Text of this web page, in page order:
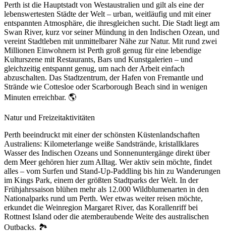
Perth ist die Hauptstadt von Westaustralien und gilt als eine der
lebenswertesten Städte der Welt – urban, weitläufig und mit einer
entspannten Atmosphäre, die ihresgleichen sucht. Die Stadt liegt am
Swan River, kurz vor seiner Mündung in den Indischen Ozean, und
vereint Stadtleben mit unmittelbarer Nähe zur Natur. Mit rund zwei
Millionen Einwohnern ist Perth groß genug für eine lebendige
Kulturszene mit Restaurants, Bars und Kunstgalerien – und
gleichzeitig entspannt genug, um nach der Arbeit einfach
abzuschalten. Das Stadtzentrum, der Hafen von Fremantle und
Strände wie Cottesloe oder Scarborough Beach sind in wenigen
Minuten erreichbar. 🌎
Natur und Freizeitaktivitäten
Perth beeindruckt mit einer der schönsten Küstenlandschaften
Australiens: Kilometerlange weiße Sandstrände, kristallklares
Wasser des Indischen Ozeans und Sonnenuntergänge direkt über
dem Meer gehören hier zum Alltag. Wer aktiv sein möchte, findet
alles – vom Surfen und Stand-Up-Paddling bis hin zu Wanderungen
im Kings Park, einem der größten Stadtparks der Welt. In der
Frühjahrssaison blühen mehr als 12.000 Wildblumenarten in den
Nationalparks rund um Perth. Wer etwas weiter reisen möchte,
erkundet die Weinregion Margaret River, das Korallenriff bei
Rottnest Island oder die atemberaubende Weite des australischen
Outbacks. 🏞️